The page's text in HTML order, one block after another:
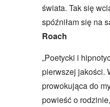
świata. Tak się
spóźniłam się na
Roach
„Poetycki i
pierwszej jakości.
prowokująca do
powieść o